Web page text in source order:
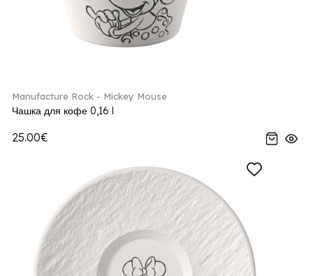
Manufacture Rock - Mickey Mouse
Чашка для кофе 0,16 l
25.00€